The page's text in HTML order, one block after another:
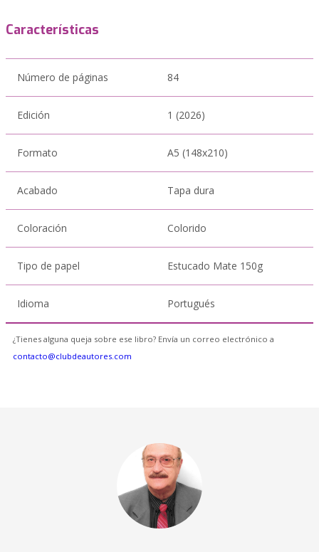
Características
Número de páginas 84
Edición 1 (2026)
Formato A5 (148x210)
Acabado Tapa dura
Coloración Colorido
Tipo de papel Estucado Mate 150g
Idioma Portugués
¿Tienes alguna queja sobre ese libro? Envía un correo electrónico a
contacto@clubdeautores.com